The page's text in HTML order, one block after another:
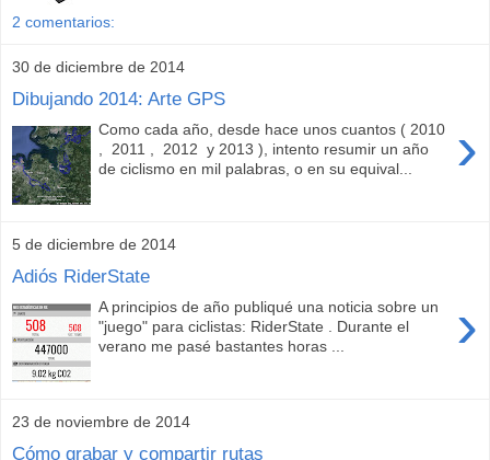
2 comentarios:
30 de diciembre de 2014
Dibujando 2014: Arte GPS
›
Como cada año, desde hace unos cuantos ( 2010
, 2011 , 2012 y 2013 ), intento resumir un año
de ciclismo en mil palabras, o en su equival...
5 de diciembre de 2014
Adiós RiderState
›
A principios de año publiqué una noticia sobre un
"juego" para ciclistas: RiderState . Durante el
verano me pasé bastantes horas ...
23 de noviembre de 2014
Cómo grabar y compartir rutas